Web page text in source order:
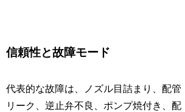
信頼性と故障モード
代表的な故障は、ノズル目詰まり、配管
リーク、逆止弁不良、ポンプ焼付き、配